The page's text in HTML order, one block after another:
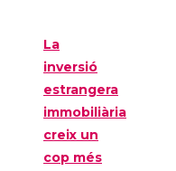
La
inversió
estrangera
immobiliària
creix un
cop més